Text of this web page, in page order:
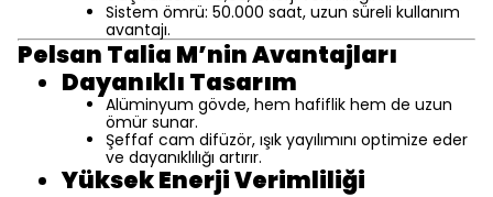
Sistem ömrü: 50.000 saat, uzun süreli kullanım
avantajı.
Pelsan Talia M’nin Avantajları
Dayanıklı Tasarım
Alüminyum gövde, hem hafiflik hem de uzun
ömür sunar.
Şeffaf cam difüzör, ışık yayılımını optimize eder
ve dayanıklılığı artırır.
Yüksek Enerji Verimliliği